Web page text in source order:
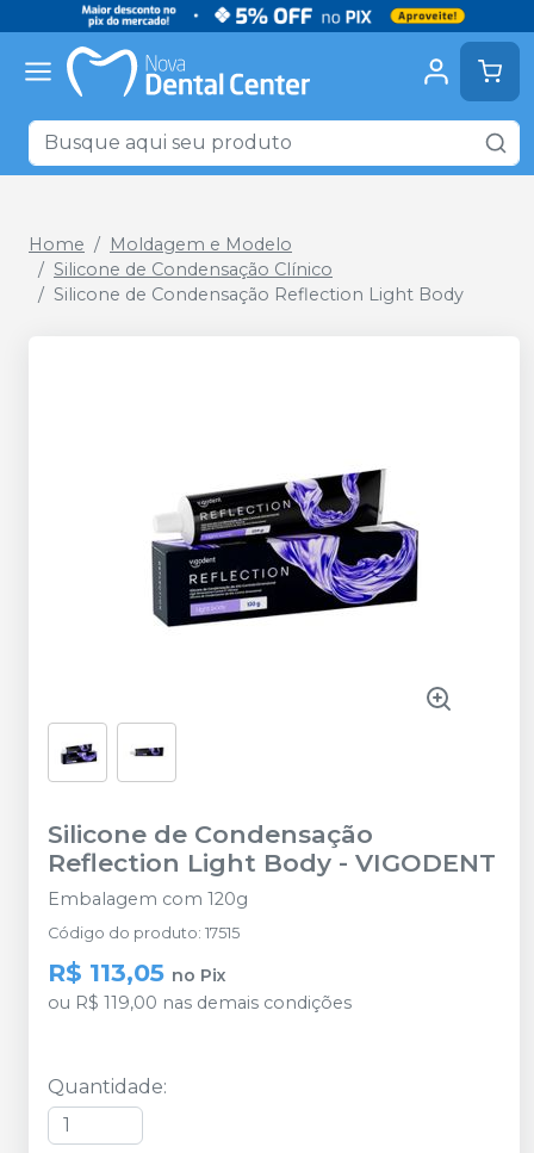
Home
Moldagem e Modelo
Silicone de Condensação Clínico
Silicone de Condensação Reflection Light Body
Silicone de Condensação
Reflection Light Body - VIGODENT
Embalagem com 120g
Código do produto: 17515
R$ 113,05 no Pix
ou R$ 119,00 nas demais condições
Quantidade: